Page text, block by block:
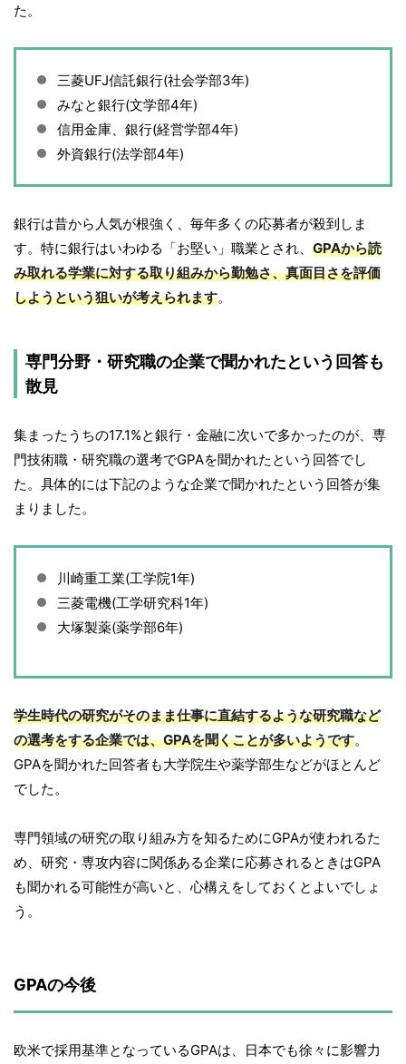
た。
三菱UFJ信託銀行(社会学部3年)
みなと銀行(文学部4年)
信用金庫、銀行(経営学部4年)
外資銀行(法学部4年)
銀行は昔から人気が根強く、毎年多くの応募者が殺到しま
す。特に銀行はいわゆる「お堅い」職業とされ、 GPAから読
み取れる学業に対する取り組みから勤勉さ、真面目さを評価
しようという狙いが考えられます。
専門分野・研究職の企業で聞かれたという回答も
散見
集まったうちの17.1%と銀行・金融に次いで多かったのが、専
門技術職・研究職の選考でGPAを聞かれたという回答でし
た。具体的には下記のような企業で聞かれたという回答が集
まりました。
川崎重工業(工学院1年)
三菱電機(工学研究科1年)
大塚製薬(薬学部6年)
学生時代の研究がそのまま仕事に直結するような研究職など
の選考をする企業では、GPAを聞くことが多いようです。
GPAを聞かれた回答者も大学院生や薬学部生などがほとんど
でした。
専門領域の研究の取り組み方を知るためにGPAが使われるた
め、研究・専攻内容に関係ある企業に応募されるときはGPA
も聞かれる可能性が高いと、心構えをしておくとよいでしょ
う。
GPAの今後
欧米で採用基準となっているGPAは、日本でも徐々に影響力